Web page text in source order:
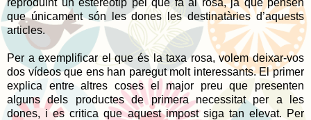
que únicament són les dones les destinatàries d’aquests
articles.
Per a exemplificar el que és la taxa rosa, volem deixar-vos
dos vídeos que ens han paregut molt interessants. El primer
explica entre altres coses el major preu que presenten
alguns dels productes de primera necessitat per a les
dones, i es critica que aquest impost siga tan elevat. Per